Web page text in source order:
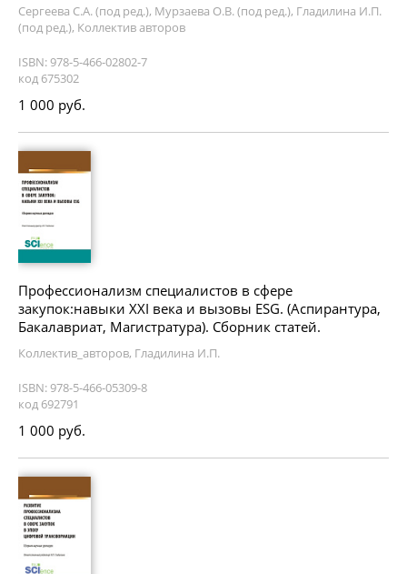
Сергеева С.А. (под ред.), Мурзаева О.В. (под ред.), Гладилина И.П.
(под ред.), Коллектив авторов
ISBN: 978-5-466-02802-7
код 675302
1 000 руб.
Профессионализм специалистов в сфере
закупок:навыки XXI века и вызовы ESG. (Аспирантура,
Бакалавриат, Магистратура). Сборник статей.
Коллектив_авторов, Гладилина И.П.
ISBN: 978-5-466-05309-8
код 692791
1 000 руб.